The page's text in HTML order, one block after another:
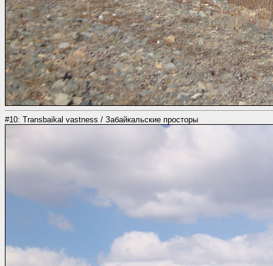
#10: Transbaikal vastness / Забайкальские просторы